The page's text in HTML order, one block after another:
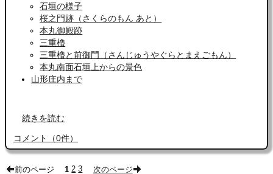
石垣の様子
桜之門跡（さくらのもん あと）
本丸御殿跡
三重櫓
三重櫓と前御門（さんじゅうやぐらとまえごもん）
本丸南面石垣上からの景色
山形庄内まで
続きを読む
コメント （0件）
前のページ 1 2 3 次のページ